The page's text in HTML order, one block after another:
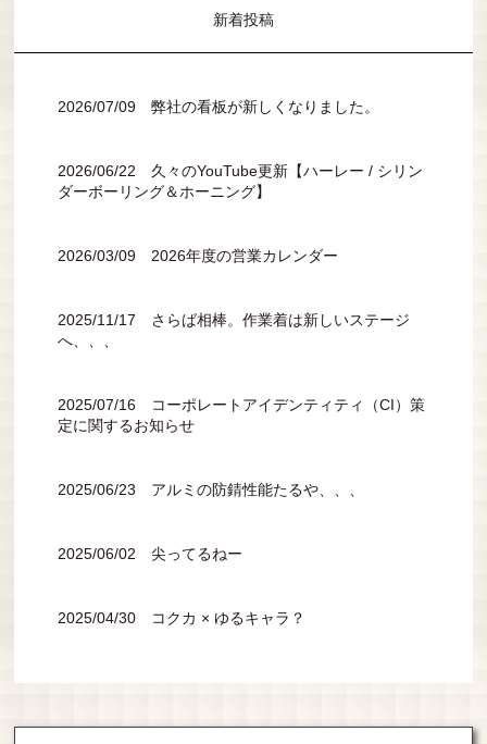
新着投稿
2026/07/09 弊社の看板が新しくなりました。
2026/06/22 久々のYouTube更新【ハーレー / シリン
ダーボーリング＆ホーニング】
2026/03/09 2026年度の営業カレンダー
2025/11/17 さらば相棒。作業着は新しいステージ
へ、、、
2025/07/16 コーポレートアイデンティティ（CI）策
定に関するお知らせ
2025/06/23 アルミの防錆性能たるや、、、
2025/06/02 尖ってるねー
2025/04/30 コクカ × ゆるキャラ？